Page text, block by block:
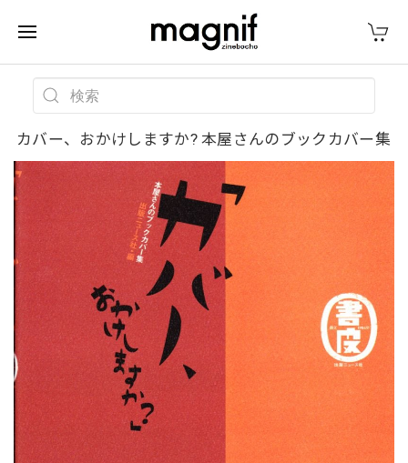
カバー、おかけしますか? 本屋さんのブックカバー集